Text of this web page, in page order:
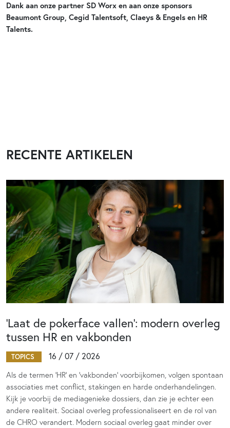
Dank aan onze partner SD Worx en aan onze sponsors
Beaumont Group, Cegid Talentsoft, Claeys & Engels en HR
Talents.
RECENTE ARTIKELEN
‘Laat de pokerface vallen’: modern overleg
tussen HR en vakbonden
TOPICS 16 / 07 / 2026
Als de termen 'HR' en 'vakbonden' voorbijkomen, volgen spontaan
associaties met conflict, stakingen en harde onderhandelingen.
Kijk je voorbij de mediagenieke dossiers, dan zie je echter een
andere realiteit. Sociaal overleg professionaliseert en de rol van
de CHRO verandert. Modern sociaal overleg gaat minder over